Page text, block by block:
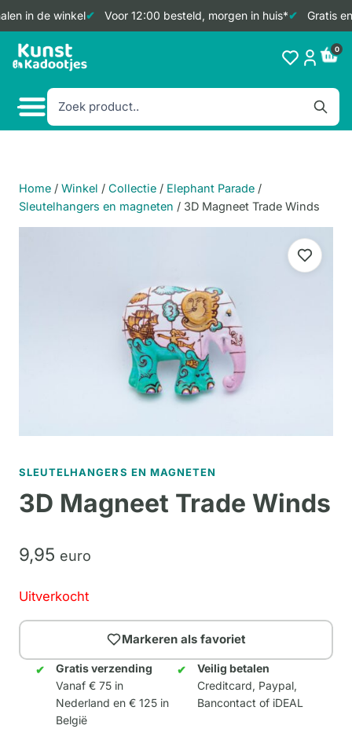
in de winkel Voor 12:00 besteld, morgen in huis* Gratis
Doorgaan
naar
0
Home / Winkel / Collectie / Elephant Parade /
Sleutelhangers en magneten / 3D Magneet Trade Winds
SLEUTELHANGERS EN MAGNETEN
3D Magneet Trade Winds
9,95 euro
Uitverkocht
Markeren als favoriet
Gratis verzending
Vanaf € 75 in
Nederland en € 125 in
België
Veilig betalen
Creditcard, Paypal,
Bancontact of iDEAL